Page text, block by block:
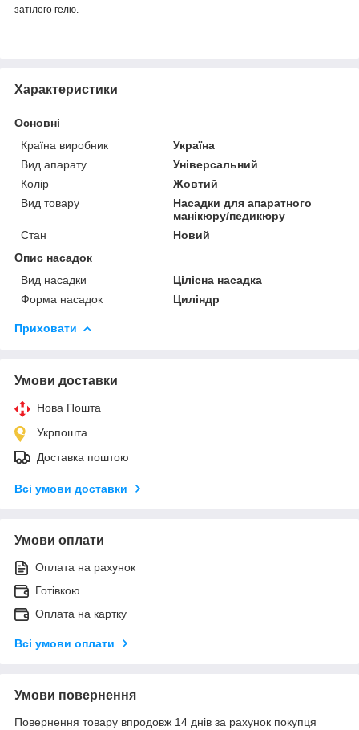
затілого гелю.
Характеристики
Основні
Країна виробник
Україна
Вид апарату
Універсальний
Колір
Жовтий
Вид товару
Насадки для апаратного
манікюру/педикюру
Стан
Новий
Опис насадок
Вид насадки
Цілісна насадка
Форма насадок
Циліндр
Приховати
Умови доставки
Нова Пошта
Укрпошта
Доставка поштою
Всі умови доставки
Умови оплати
Оплата на рахунок
Готівкою
Оплата на картку
Всі умови оплати
Умови повернення
Повернення товару впродовж 14 днів за рахунок покупця